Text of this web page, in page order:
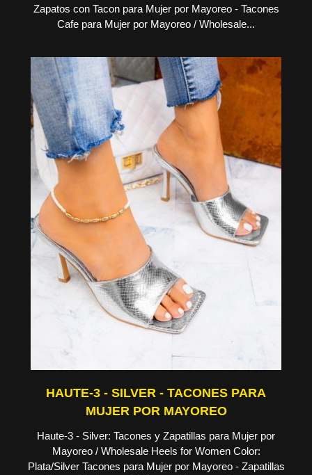
Zapatos con Tacon para Mujer por Mayoreo - Tacones
Cafe para Mujer por Mayoreo / Wholesale...
HAUTE-3 - SILVER - TACONES PARA
MUJER POR MAYOREO
Haute-3 - Silver: Tacones y Zapatillas para Mujer por
Mayoreo / Wholesale Heels for Women Color:
Plata/Silver Tacones para Mujer por Mayoreo - Zapatillas